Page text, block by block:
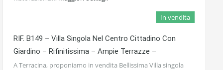
In vendita
RIF. B149 – Villa Singola Nel Centro Cittadino Con
Giardino – Rifinitissima – Ampie Terrazze –
A Terracina, proponiamo in vendita Bellissima Villa singola